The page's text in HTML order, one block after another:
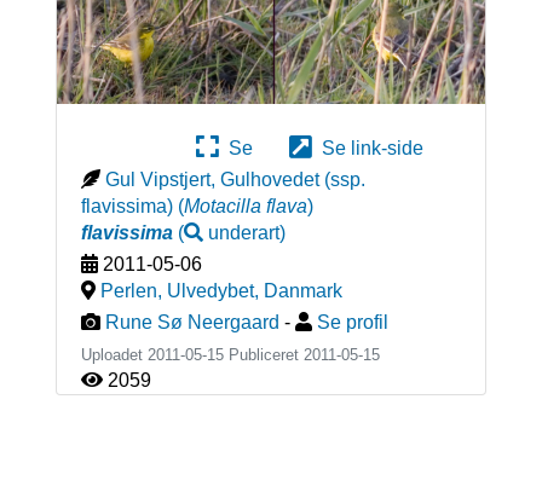
Se
Se link-side
Gul Vipstjert, Gulhovedet (ssp.
flavissima) (Motacilla flava)
flavissima( underart)
2011-05-06
Perlen, Ulvedybet, Danmark
Rune Sø Neergaard - Se profil
Uploadet 2011-05-15 Publiceret 2011-05-15
2059